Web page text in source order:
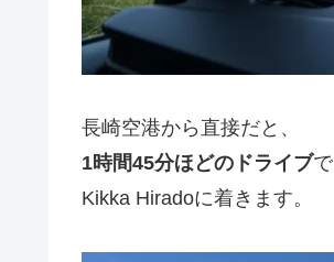
長崎空港から直接だと、
1時間45分ほどのドライブで
Kikka Hiradoに着きます。